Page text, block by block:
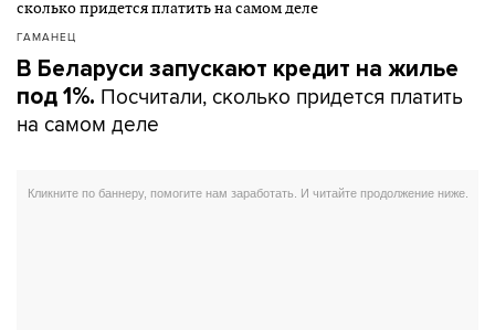
ГАМАНЕЦ
В Беларуси запускают кредит на жилье
под 1%. Посчитали, сколько придется платить
на самом деле